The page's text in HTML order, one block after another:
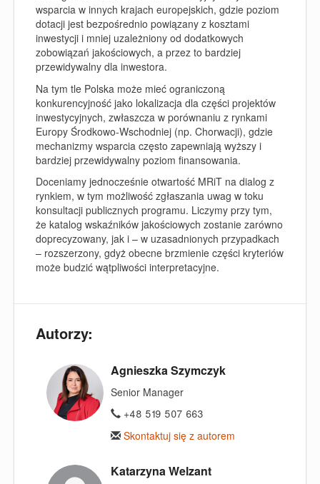
wsparcia w innych krajach europejskich, gdzie poziom
dotacji jest bezpośrednio powiązany z kosztami
inwestycji i mniej uzależniony od dodatkowych
zobowiązań jakościowych, a przez to bardziej
przewidywalny dla inwestora.
Na tym tle Polska może mieć ograniczoną
konkurencyjność jako lokalizacja dla części projektów
inwestycyjnych, zwłaszcza w porównaniu z rynkami
Europy Środkowo-Wschodniej (np. Chorwacji), gdzie
mechanizmy wsparcia często zapewniają wyższy i
bardziej przewidywalny poziom finansowania.
Doceniamy jednocześnie otwartość MRiT na dialog z
rynkiem, w tym możliwość zgłaszania uwag w toku
konsultacji publicznych programu. Liczymy przy tym,
że katalog wskaźników jakościowych zostanie zarówno
doprecyzowany, jak i – w uzasadnionych przypadkach
– rozszerzony, gdyż obecne brzmienie części kryteriów
może budzić wątpliwości interpretacyjne.
Autorzy:
Agnieszka Szymczyk
Senior Manager
+48 519 507 663
Skontaktuj się z autorem
Katarzyna Welzant